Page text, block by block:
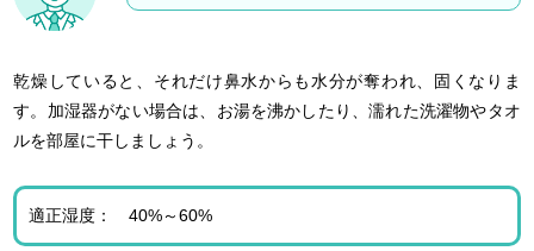
乾燥していると、それだけ鼻水からも水分が奪われ、固くなりま
す。加湿器がない場合は、お湯を沸かしたり、濡れた洗濯物やタオ
ルを部屋に干しましょう。
適正湿度： 40%～60%